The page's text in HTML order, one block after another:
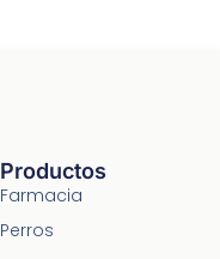
Productos
Farmacia
Perros